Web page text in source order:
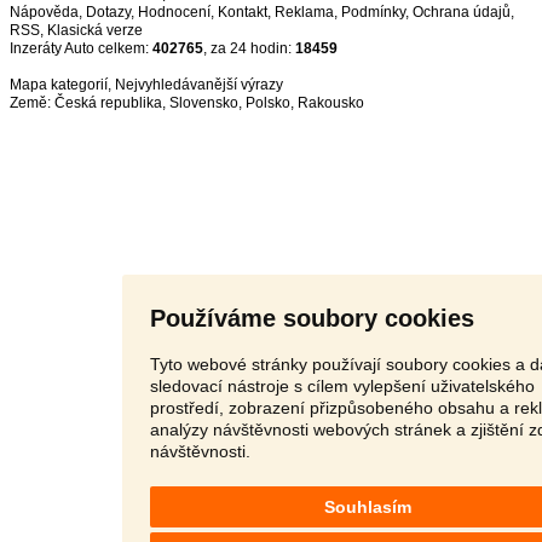
Používáme soubory cookies
Tyto webové stránky používají soubory cookies a
sledovací nástroje s cílem vylepšení uživatelského
prostředí, zobrazení přizpůsobeného obsahu a
analýzy návštěvnosti webových stránek a zjištění
návštěvnosti.
Souhlasím
Nápověda, Dotazy, Hodnocení, Kontakt, Reklama, Podmínky, Ochrana údajů,
RSS,
Inzeráty Auto celkem: 402765, za 24 hodin: 18459
Mapa kategorií, Nejvyhledávanější výrazy
Země: Česká republika, Slovensko, Polsko, Rakousko